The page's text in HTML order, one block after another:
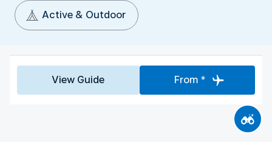
Active & Outdoor
View Guide From *